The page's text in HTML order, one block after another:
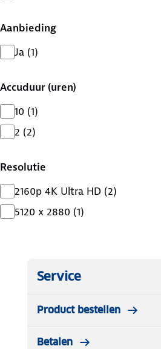
Aanbieding
Ja (1)
Accuduur (uren)
10 (1)
2 (2)
Resolutie
2160p 4K Ultra HD (2)
5120 x 2880 (1)
Service
Product bestellen
Betalen